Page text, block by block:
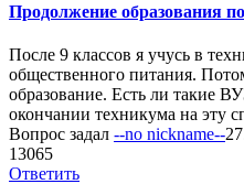
Продолжение образования
После 9 классов я учусь в
общественного питания.
образование. Есть ли такие
окончании техникума на эту
Вопрос задал --no nickname--
13065
Ответить